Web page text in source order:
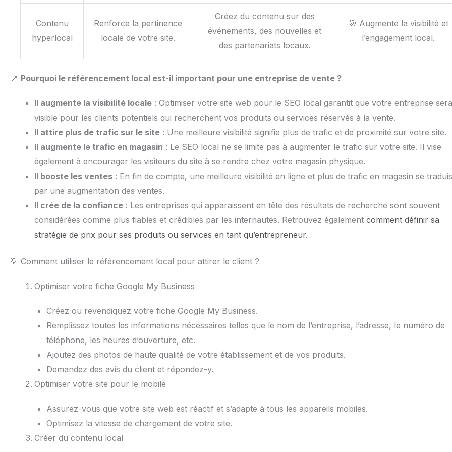
Contenu
hyperlocal
Renforce la pertinence
locale de votre site.
Créez du contenu sur des
événements, des nouvelles et
des partenariats locaux.
🎯 Augmente la visibilité et
l’engagement local.
📍 Pourquoi le référencement local est-il important pour une entreprise de vente ?
Il augmente la visibilité locale : Optimiser votre site web pour le SEO local garantit que votre entreprise sera
visible pour les clients potentiels qui recherchent vos produits ou services réservés à la vente.
Il attire plus de trafic sur le site : Une meilleure visibilité signifie plus de trafic et de proximité sur votre site.
Il augmente le trafic en magasin : Le SEO local ne se limite pas à augmenter le trafic sur votre site. Il vise
également à encourager les visiteurs du site à se rendre chez votre magasin physique.
Il booste les ventes : En fin de compte, une meilleure visibilité en ligne et plus de trafic en magasin se
par une augmentation des ventes.
Il crée de la confiance : Les entreprises qui apparaissent en tête des résultats de recherche sont souvent
considérées comme plus fiables et crédibles par les internautes. Retrouvez également comment définir sa
stratégie de prix pour ses produits ou services en tant qu’entrepreneur.
💡 Comment utiliser le référencement local pour attirer le client ?
Optimiser votre fiche Google My Business
Créez ou revendiquez votre fiche Google My Business.
Remplissez toutes les informations nécessaires telles que le nom de l’entreprise, l’adresse, le numéro de
téléphone, les heures d’ouverture, etc.
Ajoutez des photos de haute qualité de votre établissement et de vos produits.
Demandez des avis du client et répondez-y.
Optimiser votre site pour le mobile
Assurez-vous que votre site web est réactif et s’adapte à tous les appareils mobiles.
Optimisez la vitesse de chargement de votre site.
Créer du contenu local